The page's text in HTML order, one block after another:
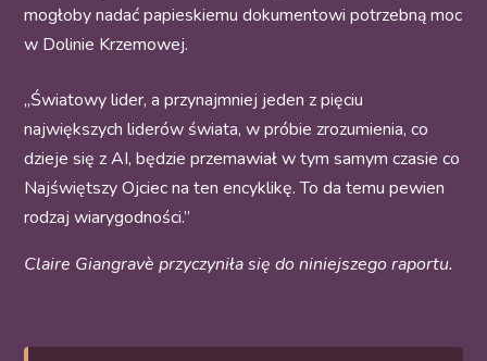
mogłoby nadać papieskiemu dokumentowi potrzebną moc
w Dolinie Krzemowej.
„Światowy lider, a przynajmniej jeden z pięciu
największych liderów świata, w próbie zrozumienia, co
dzieje się z AI, będzie przemawiał w tym samym czasie co
Najświętszy Ojciec na ten encyklikę. To da temu pewien
rodzaj wiarygodności.”
Claire Giangravè przyczyniła się do niniejszego raportu.